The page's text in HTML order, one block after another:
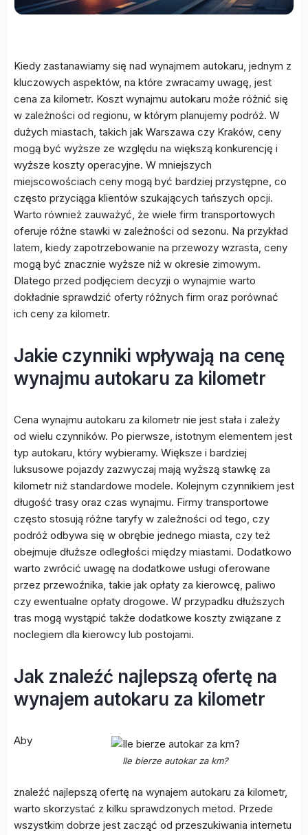
Kiedy zastanawiamy się nad wynajmem autokaru, jednym z
kluczowych aspektów, na które zwracamy uwagę, jest
cena za kilometr. Koszt wynajmu autokaru może różnić się
w zależności od regionu, w którym planujemy podróż. W
dużych miastach, takich jak Warszawa czy Kraków, ceny
mogą być wyższe ze względu na większą konkurencję i
wyższe koszty operacyjne. W mniejszych
miejscowościach ceny mogą być bardziej przystępne, co
często przyciąga klientów szukających tańszych opcji.
Warto również zauważyć, że wiele firm transportowych
oferuje różne stawki w zależności od sezonu. Na przykład
latem, kiedy zapotrzebowanie na przewozy wzrasta, ceny
mogą być znacznie wyższe niż w okresie zimowym.
Dlatego przed podjęciem decyzji o wynajmie warto
dokładnie sprawdzić oferty różnych firm oraz porównać
ich ceny za kilometr.
Jakie czynniki wpływają na cenę
wynajmu autokaru za kilometr
Cena wynajmu autokaru za kilometr nie jest stała i zależy
od wielu czynników. Po pierwsze, istotnym elementem jest
typ autokaru, który wybieramy. Większe i bardziej
luksusowe pojazdy zazwyczaj mają wyższą stawkę za
kilometr niż standardowe modele. Kolejnym czynnikiem jest
długość trasy oraz czas wynajmu. Firmy transportowe
często stosują różne taryfy w zależności od tego, czy
podróż odbywa się w obrębie jednego miasta, czy też
obejmuje dłuższe odległości między miastami. Dodatkowo
warto zwrócić uwagę na dodatkowe usługi oferowane
przez przewoźnika, takie jak opłaty za kierowcę, paliwo
czy ewentualne opłaty drogowe. W przypadku dłuższych
tras mogą wystąpić także dodatkowe koszty związane z
noclegiem dla kierowcy lub postojami.
Jak znaleźć najlepszą ofertę na
wynajem autokaru za kilometr
Ile bierze autokar za km?
Aby
znaleźć najlepszą ofertę na wynajem autokaru za kilometr,
warto skorzystać z kilku sprawdzonych metod. Przede
wszystkim dobrze jest zacząć od przeszukiwania internetu